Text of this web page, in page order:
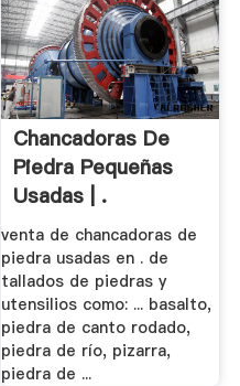
Chancadoras De
Piedra Pequeñas
Usadas | .
venta de chancadoras de
piedra usadas en . de
tallados de piedras y
utensilios como: ... basalto,
piedra de canto rodado,
piedra de río, pizarra,
piedra de ...